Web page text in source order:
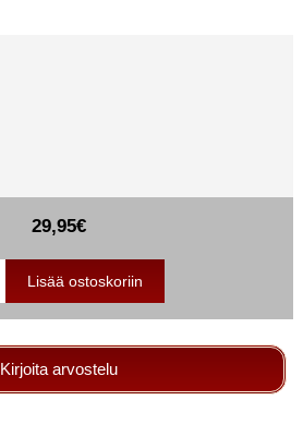
29,95€
Kirjoita arvostelu